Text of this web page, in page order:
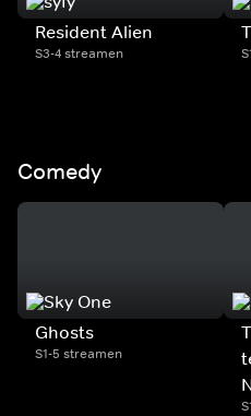
Resident Alien
S3-4 streamen
Comedy
Ghosts
S1-5 streamen